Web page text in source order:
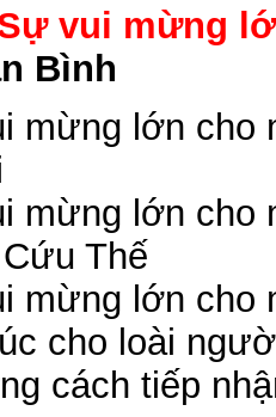
vui mừng
Bình
mừng lớn cho
mừng lớn cho
Thế
mừng lớn cho
cho loài
cách tiếp